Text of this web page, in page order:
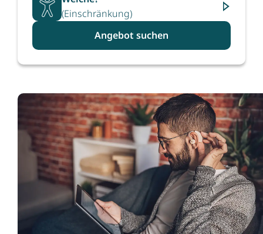
(Einschränkung)
Angebot suchen